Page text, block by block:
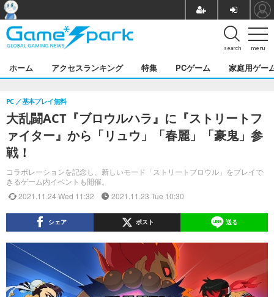
menu
search
ホーム アクセスランキング 特集 PCゲーム 家庭用ゲー
大乱闘ACT『ブロウルハラ』に『ストリートフ
ァイター』から「リュウ」「春麗」「豪鬼」参
戦！
コラボレーションを記念し、新しいモード「ストリートブロウル」をプレイで
きるゲーム内イベントも開催。
PC 基本プレイ無料
2021.11.24 Wed 11:32 2021.11.23 Tue 10:30
シェア ポスト 送る